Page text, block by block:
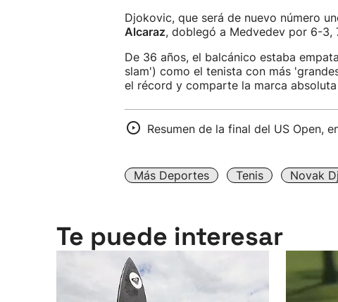
Djokovic, que será de nuevo número
Alcaraz, doblegó a Medvedev por 6-3,
De 36 años, el balcánico estaba
slam') como el tenista con más
el récord y comparte la marca
Resumen de la final del US Open,
Más Deportes Tenis Novak
Te puede interesar